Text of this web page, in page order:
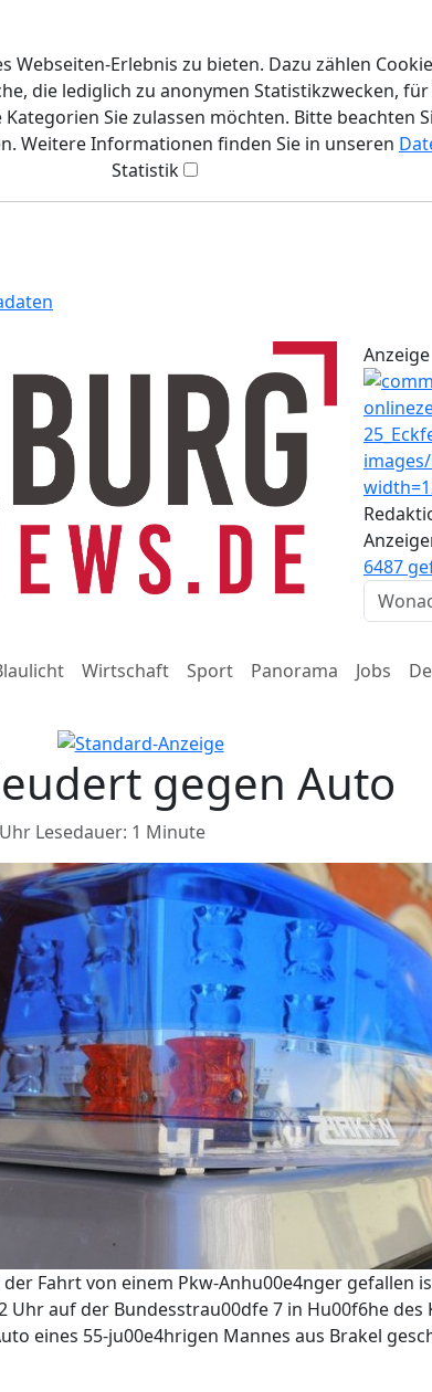
Webseiten-Erlebnis zu bieten. Dazu zählen
die lediglich zu anonymen Statistikzwecken,
Sie zulassen möchten. Bitte
Weitere Informationen finden Sie in unseren
Statistik
Anzeige
6487
Wirtschaft Sport Panorama Jobs
gegen Auto
Lesedauer: 1 Minute
Fahrt von einem Pkw-Anhu00e4nger gefallen
Uhr auf der Bundesstrau00dfe 7 in Hu00f6he des
eines 55-ju00e4hrigen Mannes aus Brakel